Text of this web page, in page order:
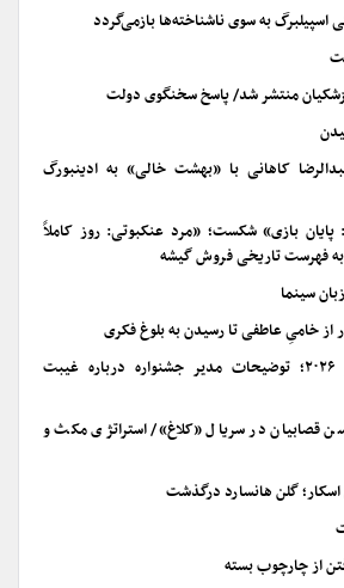
اسپیلبرگ به سوی ناشناخته‌ها بازمی‌گردد
منتشر شد/ پاسخ سخنگوی دولت
کاهانی با «بهشت خالی» به ادینبورگ
پایان بازی» شکست؛ «مرد عنکبوتی: روز کاملاً
فهرست تاریخی فروش گیشه
سینما
از خامیِ عاطفی تا رسیدن به بلوغ فکری
فستیوال فیلم ونیز ۲۰۲۶؛ توضیحات مدیر جشنواره درباره غیبت
قصابیان در سریال «کلاغ»/ استراتژی مکث و
گلن هانسارد درگذشت
از چارچوب بسته